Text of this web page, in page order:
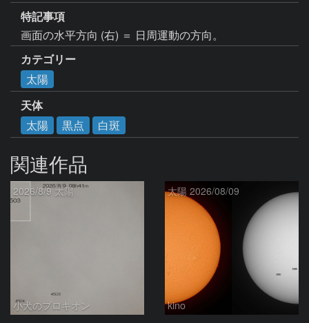
特記事項
画面の水平方向 (右) ＝ 日周運動の方向。
カテゴリー
太陽
天体
太陽
黒点 白斑
関連作品
2026/8/9 太陽
小犬のプロキオン
太陽 2026/08/09
kino